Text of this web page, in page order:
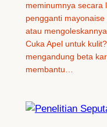
meminumnya secara
pengganti
atau
Cuka Apel untuk
mengandung beta
membantu…